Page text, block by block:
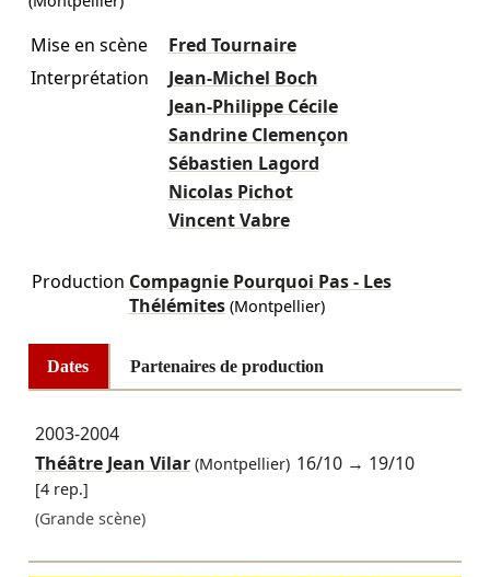
Mise en scène
Fred Tournaire
Interprétation
Jean-Michel Boch
Jean-Philippe Cécile
Sandrine Clemençon
Sébastien Lagord
Nicolas Pichot
Vincent Vabre
Production Compagnie Pourquoi Pas - Les
Thélémites(Montpellier)
Dates Partenaires de production
2003-2004
Théâtre Jean Vilar(Montpellier) 16/10 → 19/10
[4 rep.]
(Grande scène)